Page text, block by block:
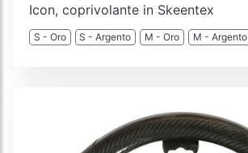
Icon, coprivolante in Skeentex
S - Oro S - Argento M - Oro M - Argento